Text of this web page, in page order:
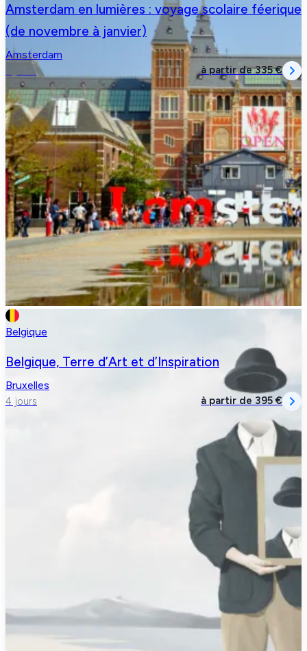
Amsterdam en lumières : voyage scolaire féerique
(de novembre à janvier)
Amsterdam
3 jours à partir de335 €
Belgique
Belgique, Terre d’Art et d’Inspiration
Bruxelles
4 jours à partir de 395 €